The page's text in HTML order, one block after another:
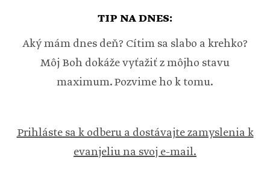
TIP NA DNES:
Aký mám dnes deň? Cítim sa slabo a krehko?
Môj Boh dokáže vyťažiť z môjho stavu
maximum. Pozvime ho k tomu.
Prihláste sa k odberu a dostávajte zamyslenia k
evanjeliu na svoj e-mail.